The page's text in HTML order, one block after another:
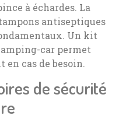
à échardes. La
antiseptiques
Un kit
car permet
cas de besoin.
de sécurité